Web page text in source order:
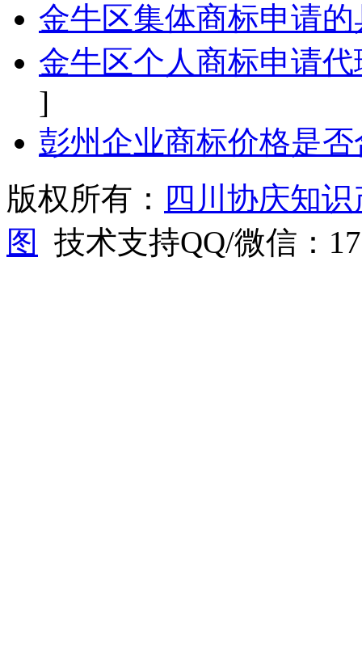
金牛区集体商标申请
金牛区个人商标申请
]
彭州企业商标价格是否
版权所有： 四川协庆知
图
技术支持QQ/微信：